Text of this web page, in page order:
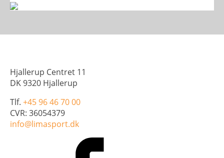
Hjallerup Centret 11
DK 9320 Hjallerup
Tlf. +45 96 46 70 00
CVR: 36054379
info@limasport.dk